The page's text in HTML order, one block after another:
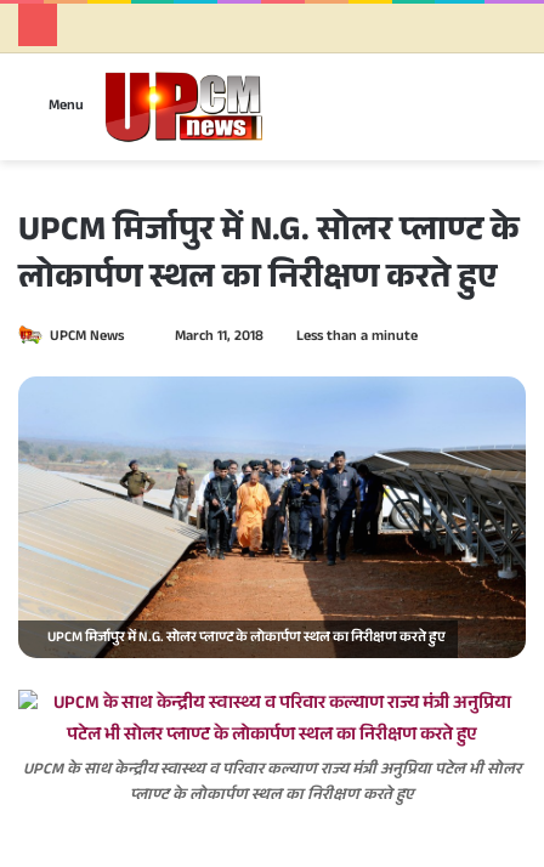
Menu
UPCM मिर्जापुर में N.G. सोलर प्लाण्ट के
लोकार्पण स्थल का निरीक्षण करते हुए
UPCM News
a
n
e
a
i
l
March 11, 2018 Less than a minute
UPCM मिर्जापुर में N.G. सोलर प्लाण्ट के लोकार्पण स्थल का निरीक्षण करते हुए
UPCM के साथ केन्द्रीय स्वास्थ्य व परिवार कल्याण राज्य मंत्री अनुप्रिया पटेल भी सोलर
प्लाण्ट के लोकार्पण स्थल का निरीक्षण करते हुए